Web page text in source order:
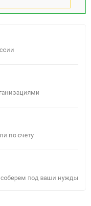
по счету
соберем под ваши нужды